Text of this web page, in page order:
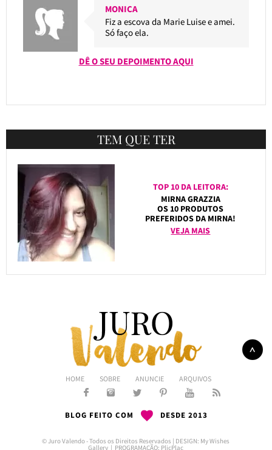
MONICA
Fiz a escova da Marie Luise e amei.
Só faço ela.
DÊ O SEU DEPOIMENTO AQUI
TEM QUE TER
TOP 10 DA LEITORA:
MIRNA GRAZZIA
OS 10 PRODUTOS
PREFERIDOS DA MIRNA!
VEJA MAIS
HOME SOBRE ANUNCIE ARQUIVOS
BLOG FEITO COM DESDE 2013
© Juro Valendo - Todos os Direitos Reservados | DESIGN: My Wishes
Gallery | PROGRAMAÇÃO: PlicPlac